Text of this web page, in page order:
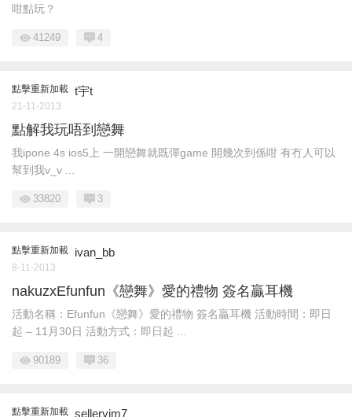
咁點玩？
41249 4
點擊重新加載 t宇t
21-11-2013
點解我玩唔到戀舞
我ipone 4s ios5上 一開戀舞就既彈game 開幾次到係咁 有冇人可以
幫到我v_v ...
33820 3
點擊重新加載 ivan_bb
8-11-2013
nakuzxEfunfun《戀舞》愛的禮物 簽名贏耳機
活動名稱：Efunfun《戀舞》愛的禮物 簽名贏耳機 活動時間：即日
起 – 11月30日 活動方式：即日起 ...
90189 36
點擊重新加載 selleryim7